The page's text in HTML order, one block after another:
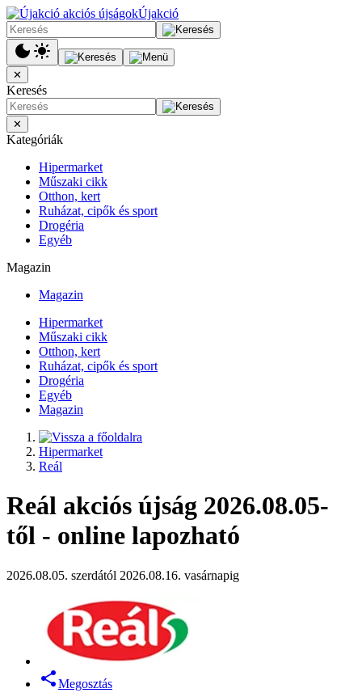
Újakció
✕
Keresés
✕
Kategóriák
Hipermarket
Műszaki cikk
Otthon, kert
Ruházat, cipők és sport
Drogéria
Egyéb
Magazin
Magazin
Hipermarket
Műszaki cikk
Otthon, kert
Ruházat, cipők és sport
Drogéria
Egyéb
Magazin
Hipermarket
Reál
Reál akciós újság 2026.08.05-
től - online lapozható
2026.08.05. szerdától 2026.08.16. vasárnapig
Megosztás